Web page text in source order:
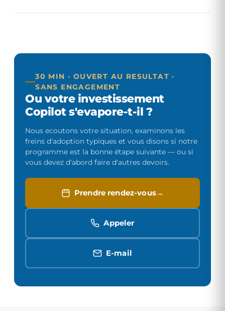
30 MIN · OUVERT AU RESULTAT ·
SANS ENGAGEMENT
Ou votre investissement
Copilot s'evapore-t-il ?
Nous ecoutons votre situation, examinons les
freins d'adoption typiques et vous disons si notre
programme est la bonne étape suivante — ou si
vous devez d'abord faire d'autres devoirs.
Prendre rendez-vous
Appeler
E-mail